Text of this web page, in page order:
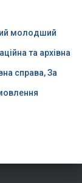
молодший
та архівна
справа, За